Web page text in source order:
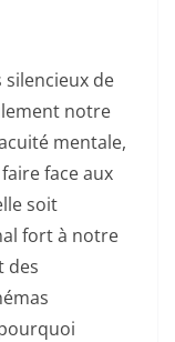
de
notre
mentale,
face aux
soit
fort à notre
des